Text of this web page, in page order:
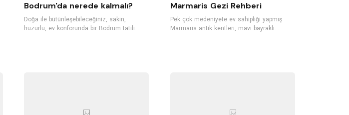
Bodrum'da nerede kalmalı?
Doğa ile bütünleşebileceğiniz, sakin,
huzurlu, ev konforunda bir Bodrum tatili
Marmaris Gezi Rehberi
Pek çok medeniyete ev sahipliği yapmış
Marmaris antik kentleri, mavi bayraklı